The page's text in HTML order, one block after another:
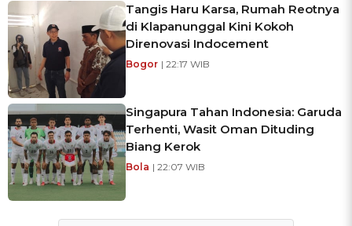
Tangis Haru Karsa, Rumah Reotnya
di Klapanunggal Kini Kokoh
Direnovasi Indocement
Bogor | 22:17 WIB
Singapura Tahan Indonesia: Garuda
Terhenti, Wasit Oman Dituding
Biang Kerok
Bola | 22:07 WIB